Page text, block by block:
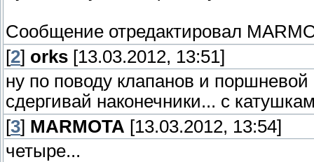
Сообщение отредактировал
[2] orks [13.03.2012, 13:51]
ну по поводу клапанов и
сдергивай наконечники... с
[3] MARMOTA [13.03.2012, 13:54]
четыре...